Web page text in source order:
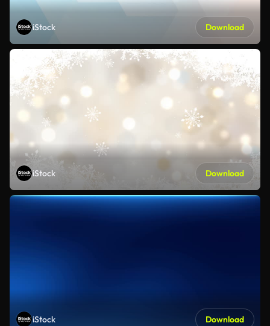
iStock Download
iStock Download
iStock Download